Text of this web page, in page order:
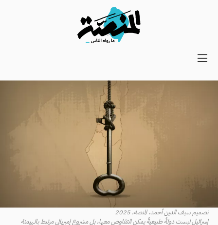
Main
تصميم سيف الدين أحمد، المنصة، 2025
إسرائيل ليست دولةً طبيعيةً يمكن التفاوض معها، بل مشروع إمبريالي مرتبط بالهيمنة